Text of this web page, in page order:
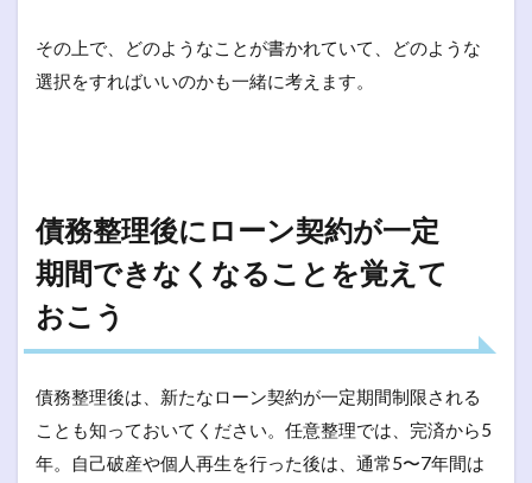
その上で、どのようなことが書かれていて、どのような
選択をすればいいのかも一緒に考えます。
債務整理後にローン契約が一定
期間できなくなることを覚えて
おこう
債務整理後は、新たなローン契約が一定期間制限される
ことも知っておいてください。任意整理では、完済から5
年。自己破産や個人再生を行った後は、通常5〜7年間は